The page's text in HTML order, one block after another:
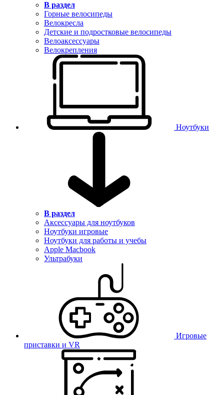
В раздел
Горные велосипеды
Велокресла
Детские и подростковые велосипеды
Велоаксессуары
Велокрепления
Ноутбуки
В раздел
Аксессуары для ноутбуков
Ноутбуки игровые
Ноутбуки для работы и учебы
Apple Macbook
Ультрабуки
Игровые
приставки и VR